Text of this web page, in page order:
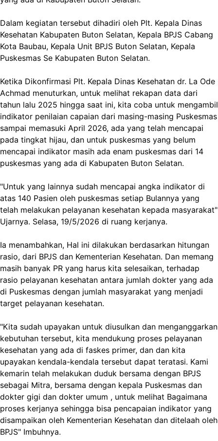
Dalam kegiatan tersebut dihadiri oleh Plt. Kepala Dinas
Kesehatan Kabupaten Buton Selatan, Kepala BPJS Cabang
Kota Baubau, Kepala Unit BPJS Buton Selatan, Kepala
Puskesmas Se Kabupaten Buton Selatan.
Ketika Dikonfirmasi Plt. Kepala Dinas Kesehatan dr. La Ode
Achmad menuturkan, untuk melihat rekapan data dari
tahun lalu 2025 hingga saat ini, kita coba untuk mengambil
indikator penilaian capaian dari masing-masing Puskesmas
sampai memasuki April 2026, ada yang telah mencapai
pada tingkat hijau, dan untuk puskesmas yang belum
mencapai indikator masih ada enam puskesmas dari 14
puskesmas yang ada di Kabupaten Buton Selatan.
"Untuk yang lainnya sudah mencapai angka indikator di
atas 140 Pasien oleh puskesmas setiap Bulannya yang
telah melakukan pelayanan kesehatan kepada masyarakat"
Ujarnya. Selasa, 19/5/2026 di ruang kerjanya.
Ia menambahkan, Hal ini dilakukan berdasarkan hitungan
rasio, dari BPJS dan Kementerian Kesehatan. Dan memang
masih banyak PR yang harus kita selesaikan, terhadap
rasio pelayanan kesehatan antara jumlah dokter yang ada
di Puskesmas dengan jumlah masyarakat yang menjadi
target pelayanan kesehatan.
"Kita sudah upayakan untuk diusulkan dan menganggarkan
kebutuhan tersebut, kita mendukung proses pelayanan
kesehatan yang ada di faskes primer, dan dan kita
upayakan kendala-kendala tersebut dapat teratasi. Kami
kemarin telah melakukan duduk bersama dengan BPJS
sebagai Mitra, bersama dengan kepala Puskesmas dan
dokter gigi dan dokter umum , untuk melihat Bagaimana
proses kerjanya sehingga bisa pencapaian indikator yang
disampaikan oleh Kementerian Kesehatan dan ditelaah oleh
BPJS" Imbuhnya.